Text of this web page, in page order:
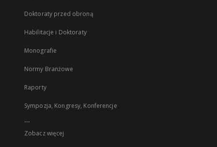
Doktoraty przed obroną
Habilitacje i Doktoraty
Monografie
Normy Branżowe
Raporty
Sympozja, Kongresy, Konferencje
...
Zobacz więcej